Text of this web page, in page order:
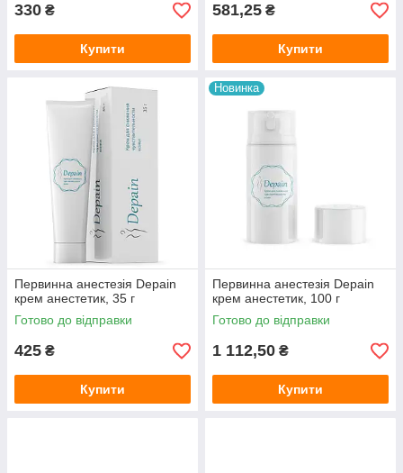
330 ₴
Купити
581,25 ₴
Купити
Первинна анестезія Depain
крем анестетик, 35 г
Готово до відправки
425 ₴
Купити
Новинка
Первинна анестезія Depain
крем анестетик, 100 г
Готово до відправки
1 112,50 ₴
Купити